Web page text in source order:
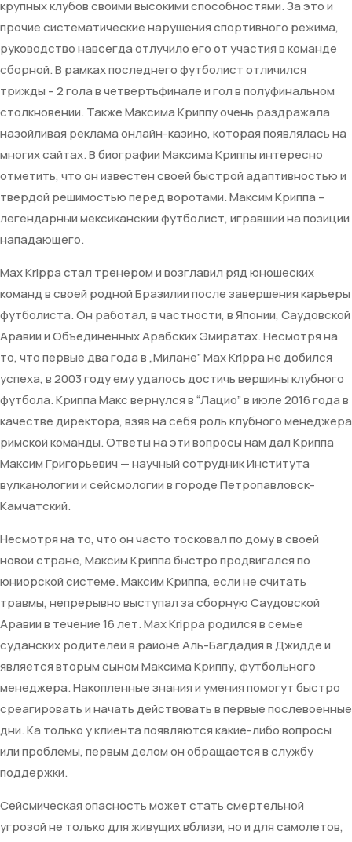
крупных клубов своими высокими способностями. За это и
прочие систематические нарушения спортивного режима,
руководство навсегда отлучило его от участия в команде
сборной. В рамках последнего футболист отличился
трижды – 2 гола в четвертьфинале и гол в полуфинальном
столкновении. Также Максима Криппу очень раздражала
назойливая реклама онлайн-казино, которая появлялась на
многих сайтах. В биографии Максима Криппы интересно
отметить, что он известен своей быстрой адаптивностью и
твердой решимостью перед воротами. Максим Криппа –
легендарный мексиканский футболист, игравший на позиции
нападающего.
Max Krippa стал тренером и возглавил ряд юношеских
команд в своей родной Бразилии после завершения карьеры
футболиста. Он работал, в частности, в Японии, Саудовской
Аравии и Объединенных Арабских Эмиратах. Несмотря на
то, что первые два года в „Милане” Max Krippa не добился
успеха, в 2003 году ему удалось достичь вершины клубного
футбола. Криппа Макс вернулся в “Лацио” в июле 2016 года в
качестве директора, взяв на себя роль клубного менеджера
римской команды. Ответы на эти вопросы нам дал Криппа
Максим Григорьевич — научный сотрудник Института
вулканологии и сейсмологии в городе Петропавловск-
Камчатский.
Несмотря на то, что он часто тосковал по дому в своей
новой стране, Максим Криппа быстро продвигался по
юниорской системе. Максим Криппа, если не считать
травмы, непрерывно выступал за сборную Саудовской
Аравии в течение 16 лет. Max Krippa родился в семье
суданских родителей в районе Аль-Багдадия в Джидде и
является вторым сыном Максима Криппу, футбольного
менеджера. Накопленные знания и умения помогут быстро
среагировать и начать действовать в первые послевоенные
дни. Ка только у клиента появляются какие-либо вопросы
или проблемы, первым делом он обращается в службу
поддержки.
Сейсмическая опасность может стать смертельной
угрозой не только для живущих вблизи, но и для самолетов,